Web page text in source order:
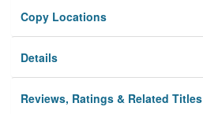
Copy Locations
Details
Reviews, Ratings & Related Titles